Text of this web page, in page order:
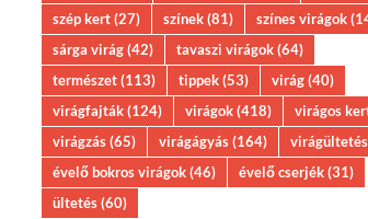
szép kert(27) színek(81) színes virágok
sárga virág(42) tavaszi virágok(64)
természet(113) tippek(53) virág(40)
virágfajták(124) virágok(418) virágos
virágzás(65) virágágyás(164) virágültetés
évelő bokros virágok(46) évelő cserjék(31)
ültetés(60)